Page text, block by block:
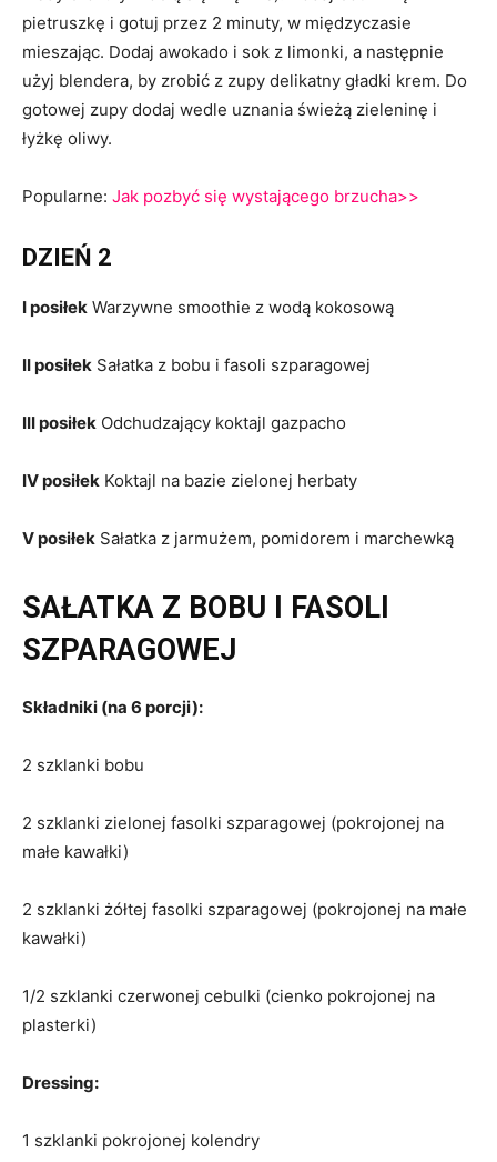
pietruszkę i gotuj przez 2 minuty, w międzyczasie
mieszając. Dodaj awokado i sok z limonki, a następnie
użyj blendera, by zrobić z zupy delikatny gładki krem. Do
gotowej zupy dodaj wedle uznania świeżą zieleninę i
łyżkę oliwy.
Popularne: Jak pozbyć się wystającego brzucha>>
DZIEŃ 2
I posiłek Warzywne smoothie z wodą kokosową
II posiłek Sałatka z bobu i fasoli szparagowej
III posiłek Odchudzający koktajl gazpacho
IV posiłek Koktajl na bazie zielonej herbaty
V posiłek Sałatka z jarmużem, pomidorem i marchewką
SAŁATKA Z BOBU I FASOLI
SZPARAGOWEJ
Składniki (na 6 porcji):
2 szklanki bobu
2 szklanki zielonej fasolki szparagowej (pokrojonej na
małe kawałki)
2 szklanki żółtej fasolki szparagowej (pokrojonej na małe
kawałki)
1/2 szklanki czerwonej cebulki (cienko pokrojonej na
plasterki)
Dressing:
1 szklanki pokrojonej kolendry